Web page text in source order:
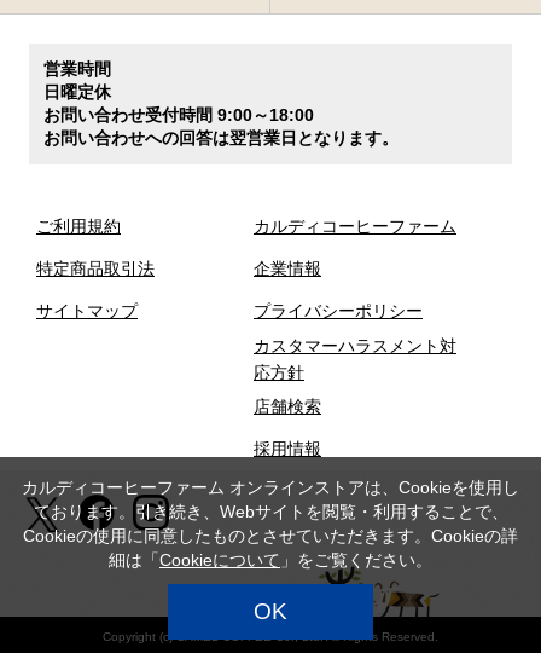
営業時間
日曜定休
お問い合わせ受付時間 9:00～18:00
お問い合わせへの回答は翌営業日となります。
ご利用規約
特定商品取引法
サイトマップ
カルディコーヒーファーム
企業情報
プライバシーポリシー
カスタマーハラスメント対
応方針
店舗検索
採用情報
Copyright (c) CAMEL COFFEE Co., Ltd. All Rights Reserved.
カルディコーヒーファーム オンラインストアは、Cookieを使用し
ております。引き続き、Webサイトを閲覧・利用することで、
Cookieの使用に同意したものとさせていただきます。Cookieの詳
細は「Cookieについて 」をご覧ください。
OK